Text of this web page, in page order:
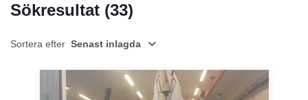
Sökresultat (33)
Sortera efter Senast inlagda